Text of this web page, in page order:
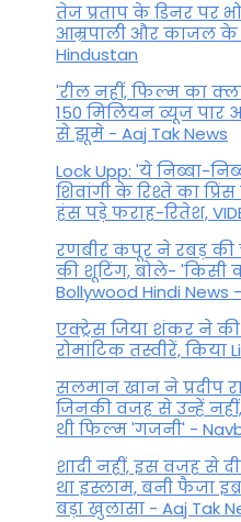
तेज प्रताप के डिनर पर
आम्रपाली और काजल के
Hindustan
'रील नहीं, फिल्म का
150 मिलियन व्यूज
से झूमे - Aaj Tak News
Lock Upp: 'ये निब्बा-
शिवांगी के रिश्ते का
हंस पड़े फराह-रितेश,
रणबीर कपूर ने रबड़ की
की शूटिंग, बोले- 'किसी
Bollywood Hindi News
एक्ट्रेस जिया शंकर ने
रोमांटिक तस्वीरें, किया
सलमान खान ने प्रदीप
जिनकी वजह से उन्हें
थी फिल्म 'गजनी' -
शादी नहीं, इस वजह से
था इस्लाम, बनी फैजा
बड़ा खुलासा - Aaj Tak